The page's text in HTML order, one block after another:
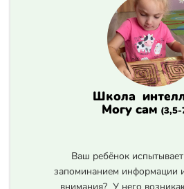
Школа
Могу сам (3,5-
Ваш ребёнок
запоминанием информации